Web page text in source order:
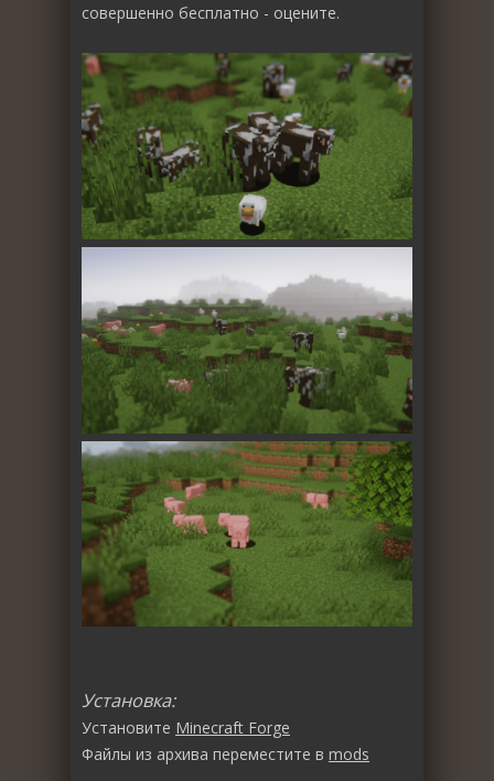
совершенно бесплатно - оцените.
Установка:
Установите Minecraft Forge
Файлы из архива переместите в mods